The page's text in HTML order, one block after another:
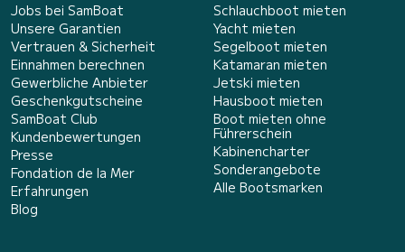
Jobs bei SamBoat
Unsere Garantien
Vertrauen & Sicherheit
Einnahmen berechnen
Gewerbliche Anbieter
Geschenkgutscheine
SamBoat Club
Kundenbewertungen
Presse
Fondation de la Mer
Erfahrungen
Blog
Schlauchboot mieten
Yacht mieten
Segelboot mieten
Katamaran mieten
Jetski mieten
Hausboot mieten
Boot mieten ohne
Führerschein
Kabinencharter
Sonderangebote
Alle Bootsmarken